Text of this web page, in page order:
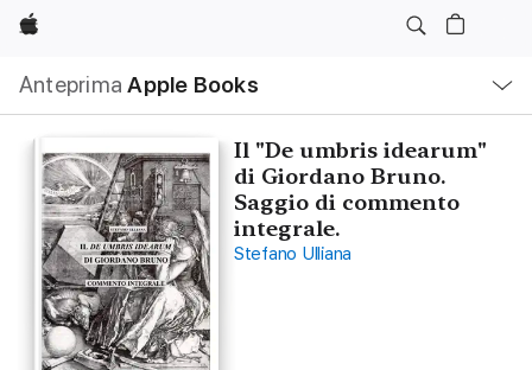
Apple
Anteprima Apple Books
locale
Apri
Menu
Il "De umbris idearum"
di Giordano Bruno.
Saggio di commento
integrale.
Stefano Ulliana